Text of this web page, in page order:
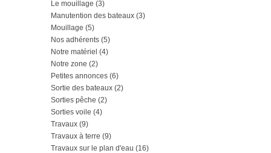
Le mouillage (3)
Manutention des bateaux (3)
Mouillage (5)
Nos adhérents (5)
Notre matériel (4)
Notre zone (2)
Petites annonces (6)
Sortie des bateaux (2)
Sorties pêche (2)
Sorties voile (4)
Travaux (9)
Travaux à terre (9)
Travaux sur le plan d'eau (16)